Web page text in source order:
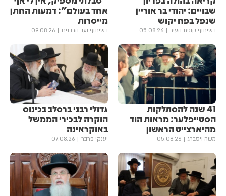
שבויים: יהודי בר אוריין
שנפל בפח יקוש
בשיתוף קופת העיר 05.08.26
אחד בעולם": דמעות החתן
מייסרות
בשיתוף ועד הרבנים 09.08.26
41 שנה להסתלקות
הסטייפלער: מראות הוד
מהיארצייט הראשון
משה ויסברג 05.08.26
גדולי רבני ברסלב בכינוס
הוקרה לבכירי הממשל
באוקראינה
יענקי פרבר 07.08.26